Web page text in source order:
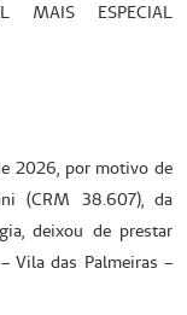
MAIS ESPECIAL
2026, por motivo de
(CRM 38.607), da
deixou de prestar
Vila das Palmeiras –